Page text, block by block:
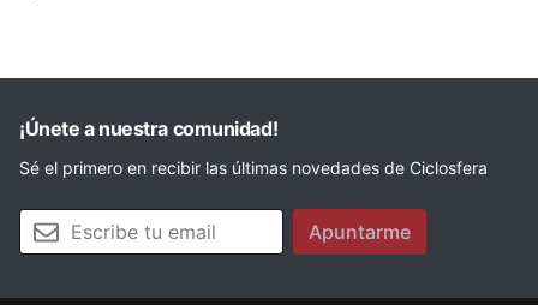
¡Únete a nuestra comunidad!
Sé el primero en recibir las últimas novedades de Ciclosfera
Tu email Apuntarme